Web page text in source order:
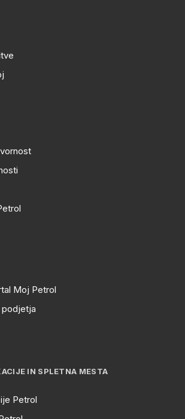
Moj Petrol
podjetja
IN SPLETNA MESTA
Petrol